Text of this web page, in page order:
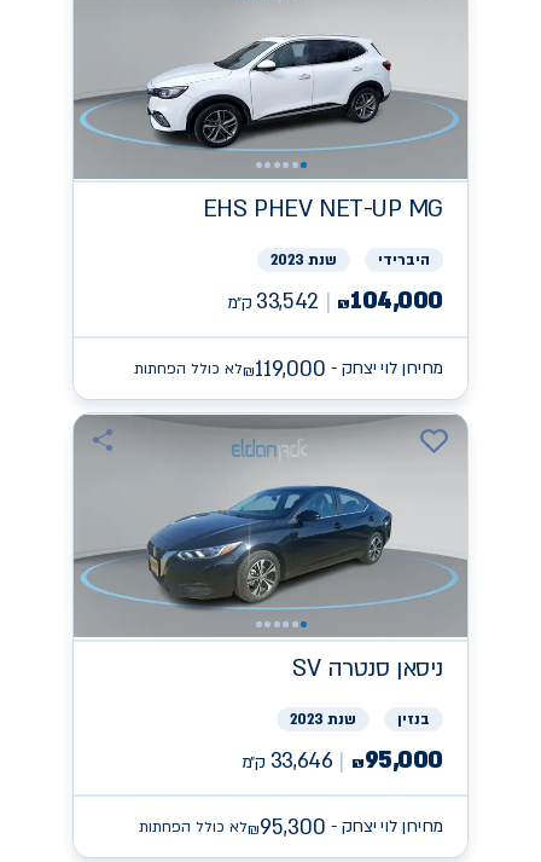
MG
EHS PHEV NET-UP
היברידי שנת 2023
₪104,000
33,542 ק״מ
מחירון לוי יצחק - ₪119,000 לא כולל הפחתות
ניסאן SV סנטרה
בנזין שנת 2023
₪95,000
33,646 ק״מ
מחירון לוי יצחק - ₪95,300 לא כולל הפחתות